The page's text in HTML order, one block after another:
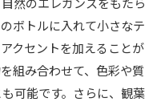
ボトルに入れて小さなテ
クセントを加えることが
組み合わせて、色彩や質
可能です。さらに、観葉